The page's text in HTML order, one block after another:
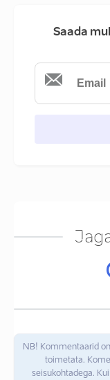
Saada
NB! Kommentaarid
toimetata.
seisukohtadega.